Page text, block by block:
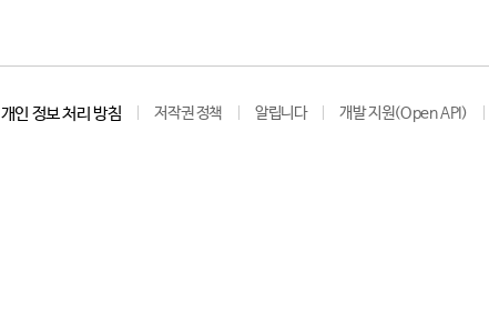
개인 정보 처리 방침 저작권 정책 알립니다 개발 지원(Open API)